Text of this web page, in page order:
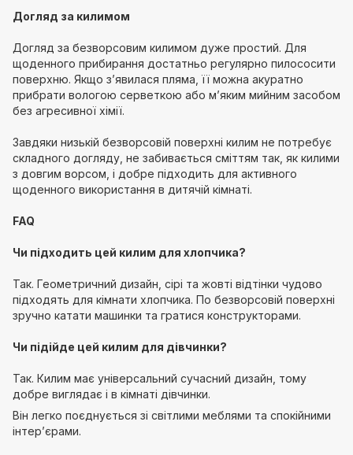
Догляд за килимом
Догляд за безворсовим килимом дуже простий. Для
щоденного прибирання достатньо регулярно пилососити
поверхню. Якщо з’явилася пляма, її можна акуратно
прибрати вологою серветкою або м’яким мийним засобом
без агресивної хімії.
Завдяки низькій безворсовій поверхні килим не потребує
складного догляду, не забивається сміттям так, як килими
з довгим ворсом, і добре підходить для активного
щоденного використання в дитячій кімнаті.
FAQ
Чи підходить цей килим для хлопчика?
Так. Геометричний дизайн, сірі та жовті відтінки чудово
підходять для кімнати хлопчика. По безворсовій поверхні
зручно катати машинки та гратися конструкторами.
Чи підійде цей килим для дівчинки?
Так. Килим має універсальний сучасний дизайн, тому
добре виглядає і в кімнаті дівчинки.
Він легко поєднується зі світлими меблями та спокійними
інтер’єрами.